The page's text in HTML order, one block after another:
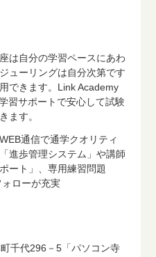
は自分の学習ペースにあわ
ューリングは自分次第です
できます。Link Academy
習サポートで安心して試験
ます。
通信で通学クオリティ
進歩管理システム」や講師
ート」、専用練習問題
ォローが充実
千代296－5「パソコン寺